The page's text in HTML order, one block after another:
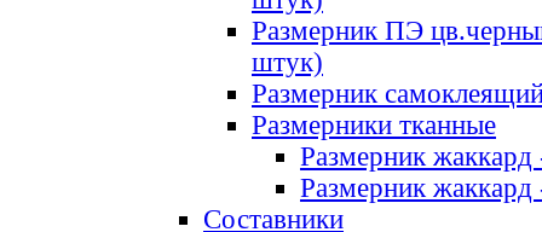
Размерник ПЭ
штук)
Размерник
Размерники тканные
Размерник
Размерник
Составники